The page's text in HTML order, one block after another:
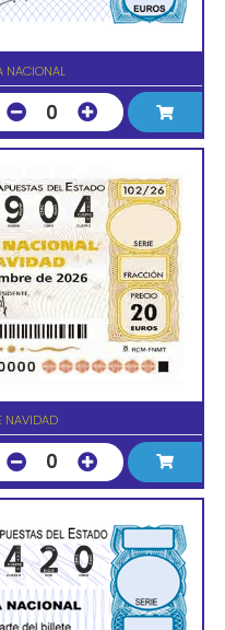
NACIONAL
0
NAVIDAD
0